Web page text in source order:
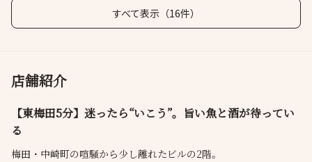
すべて表示（16件）
店舗紹介
【東梅田5分】迷ったら“いこう”。旨い魚と酒が待ってい
る
梅田・中崎町の喧騒から少し離れたビルの2階。